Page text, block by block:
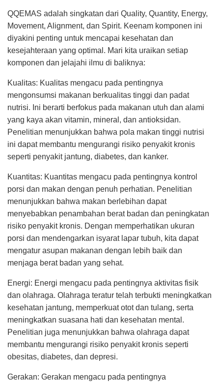
QQEMAS adalah singkatan dari Quality, Quantity, Energy,
Movement, Alignment, dan Spirit. Keenam komponen ini
diyakini penting untuk mencapai kesehatan dan
kesejahteraan yang optimal. Mari kita uraikan setiap
komponen dan jelajahi ilmu di baliknya:
Kualitas: Kualitas mengacu pada pentingnya
mengonsumsi makanan berkualitas tinggi dan padat
nutrisi. Ini berarti berfokus pada makanan utuh dan alami
yang kaya akan vitamin, mineral, dan antioksidan.
Penelitian menunjukkan bahwa pola makan tinggi nutrisi
ini dapat membantu mengurangi risiko penyakit kronis
seperti penyakit jantung, diabetes, dan kanker.
Kuantitas: Kuantitas mengacu pada pentingnya kontrol
porsi dan makan dengan penuh perhatian. Penelitian
menunjukkan bahwa makan berlebihan dapat
menyebabkan penambahan berat badan dan peningkatan
risiko penyakit kronis. Dengan memperhatikan ukuran
porsi dan mendengarkan isyarat lapar tubuh, kita dapat
mengatur asupan makanan dengan lebih baik dan
menjaga berat badan yang sehat.
Energi: Energi mengacu pada pentingnya aktivitas fisik
dan olahraga. Olahraga teratur telah terbukti meningkatkan
kesehatan jantung, memperkuat otot dan tulang, serta
meningkatkan suasana hati dan kesehatan mental.
Penelitian juga menunjukkan bahwa olahraga dapat
membantu mengurangi risiko penyakit kronis seperti
obesitas, diabetes, dan depresi.
Gerakan: Gerakan mengacu pada pentingnya